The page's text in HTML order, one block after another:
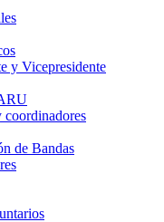
y Vicepresidente
coordinadores
de Bandas